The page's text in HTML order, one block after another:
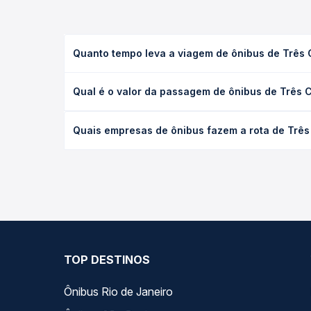
Quanto tempo leva a viagem de ônibus de Três
executivo ou leito) e as condições de tráfego. Na
Qual é o valor da passagem de ônibus de Três
de poltrona e a antecedência da compra. Na
Quais empresas de ônibus fazem a rota de
TOP DESTINOS
Ônibus Rio de Janeiro